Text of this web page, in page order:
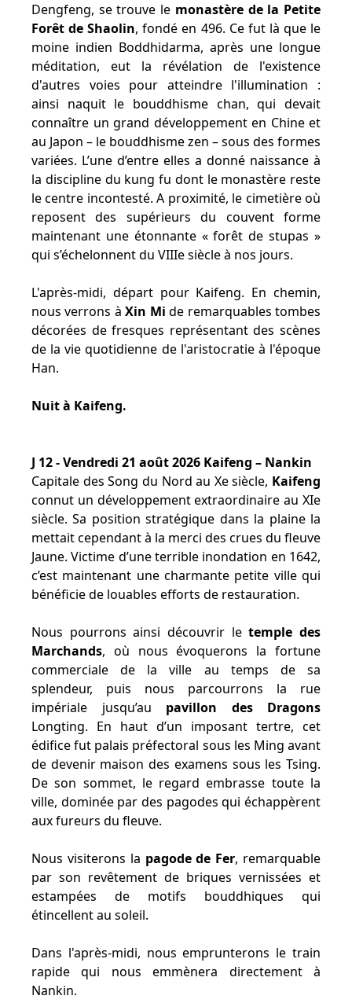
Dengfeng, se trouve le monastère de la Petite
Forêt de Shaolin, fondé en 496. Ce fut là que le
moine indien Boddhidarma, après une longue
méditation, eut la révélation de l'existence
d'autres voies pour atteindre l'illumination :
ainsi naquit le bouddhisme chan, qui devait
connaître un grand développement en Chine et
au Japon – le bouddhisme zen – sous des formes
variées. L’une d’entre elles a donné naissance à
la discipline du kung fu dont le monastère reste
le centre incontesté. A proximité, le cimetière où
reposent des supérieurs du couvent forme
maintenant une étonnante « forêt de stupas »
qui s’échelonnent du VIIIe siècle à nos jours.
L'après-midi, départ pour Kaifeng. En chemin,
nous verrons àXin Mi de remarquables tombes
décorées de fresques représentant des scènes
de la vie quotidienne de l'aristocratie à l'époque
Han.
Nuit à Kaifeng.
J 12 - Vendredi 21 août 2026 Kaifeng – Nankin
Capitale des Song du Nord au Xe siècle, Kaifeng
connut un développement extraordinaire au XIe
siècle. Sa position stratégique dans la plaine la
mettait cependant à la merci des crues du fleuve
Jaune. Victime d’une terrible inondation en 1642,
c’est maintenant une charmante petite ville qui
bénéficie de louables efforts de restauration.
Nous pourrons ainsi découvrir letemple des
Marchands, où nous évoquerons la fortune
commerciale de la ville au temps de sa
splendeur, puis nous parcourrons la rue
impériale jusqu’au pavillon des Dragons
Longting. En haut d’un imposant tertre, cet
édifice fut palais préfectoral sous les Ming avant
de devenir maison des examens sous les Tsing.
De son sommet, le regard embrasse toute la
ville, dominée par des pagodes qui échappèrent
aux fureurs du fleuve.
Nous visiterons la pagode de Fer, remarquable
par son revêtement de briques vernissées et
estampées de motifs bouddhiques qui
étincellent au soleil.
Dans l'après-midi, nous emprunterons le train
rapide qui nous emmènera directement à
Nankin.